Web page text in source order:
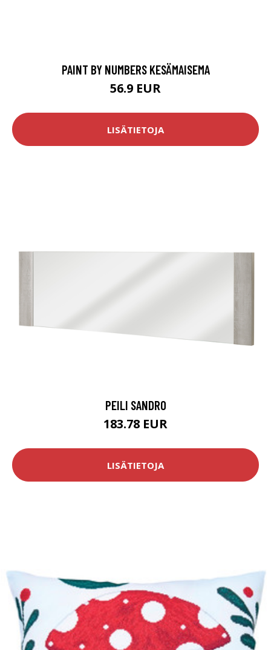
PAINT BY NUMBERS KESÄMAISEMA
56.9 EUR
LISÄTIETOJA
PEILI SANDRO
183.78 EUR
LISÄTIETOJA